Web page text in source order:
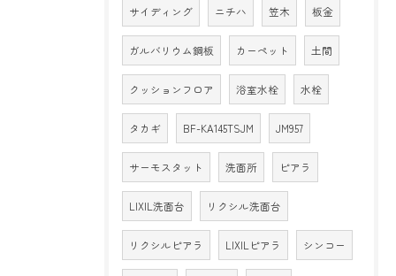
サイディング ニチハ 笠木 板金
ガルバリウム鋼板 カーペット 土間
クッションフロア 浴室水栓 水栓
タカギ BF-KA145TSJM JM957
サーモスタット 洗面所 ピアラ
LIXIL洗面台 リクシル洗面台
リクシルピアラ LIXILピアラ シンコー